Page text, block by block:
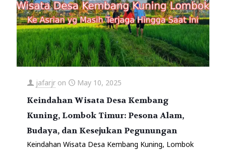
jafarjr on May 10, 2025
Keindahan Wisata Desa Kembang
Kuning, Lombok Timur: Pesona Alam,
Budaya, dan Kesejukan Pegunungan
Keindahan Wisata Desa Kembang Kuning, Lombok